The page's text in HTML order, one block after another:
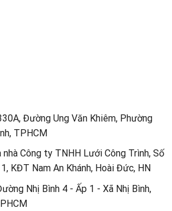
Đường Ung Văn Khiêm, Phường
TPHCM
nhà Công ty TNHH Lưới Công Trình, Số
KĐT Nam An Khánh, Hoài Đức, HN
Nhị Bình 4 - Ấp 1 - Xã Nhị Bình,